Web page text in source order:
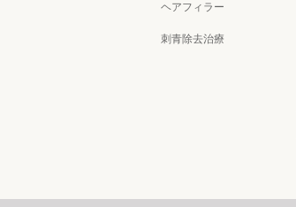
ヘアフィラー
刺青除去治療